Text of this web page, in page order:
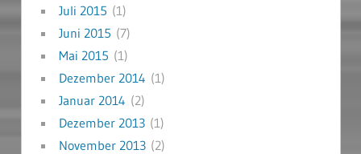
Juli 2015 (1)
Juni 2015 (7)
Mai 2015 (1)
Dezember 2014 (1)
Januar 2014 (2)
Dezember 2013(1)
November 2013(2)